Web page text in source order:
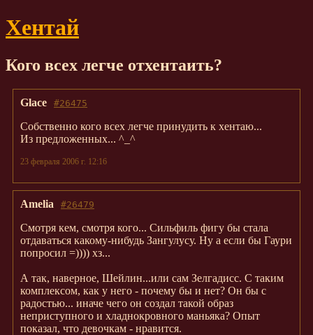
Хентай
Кого всех легче отхентаить?
#26475
Glace
Собственно кого всех легче принудить к хентаю...
Из предложенных... ^_^
23 февраля 2006 г. 12:16
#26479
Amelia
Смотря кем, смотря кого... Сильфиль фигу бы стала
отдаваться какому-нибудь Зангулусу. Ну а если бы Гаури
попросил =)))) хз...
А так, наверное, Шейлин...или сам Зелгадисс. С таким
комплексом, как у него - почему бы и нет? Он бы с
радостью... иначе чего он создал такой образ
неприступного и хладнокровного маньяка? Опыт
показал, что девочкам - нравится.